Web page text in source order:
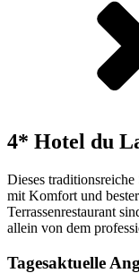
4* Hotel du
Dieses
mit Komfort und
Terrassenrestaurant
allein von dem
Tagesaktuelle